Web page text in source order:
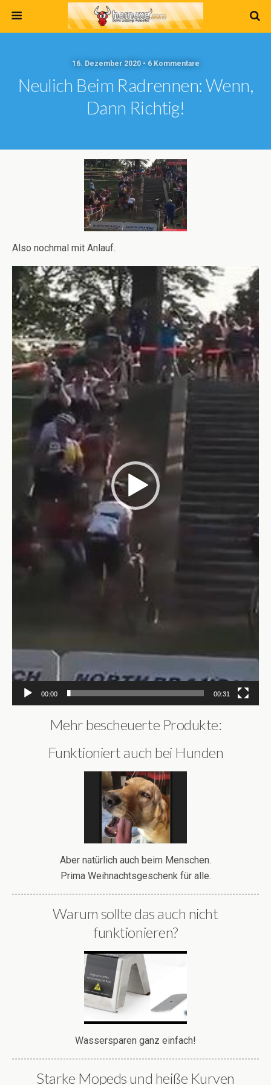
16. Dezember 2020 • 6 Kommentare
Neulich Beim Radrennen: Wenn,
Dann Richtig!
Also nochmal mit Anlauf.
Video-
Player
00:00 00:31
Mehr bescheuerte Produkte:
Funktioniert auch bei Hunden
Aber natürlich auch beim Menschen.
Prima Weihnachtsgeschenk für alle.
Warum sollte das auch nicht
funktionieren?
Wassersparen ganz einfach!
Starke Mopeds und heiße Kurven